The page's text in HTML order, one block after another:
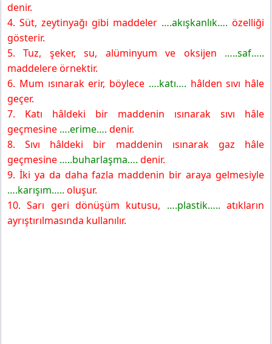
denir.
4. Süt, zeytinyağı gibi maddeler ….akışkanlık…. özelliği
gösterir.
5. Tuz, şeker, su, alüminyum ve oksijen …..saf…..
maddelere örnektir.
6. Mum ısınarak erir, böylece ….katı…. hâlden sıvı hâle
geçer.
7. Katı hâldeki bir maddenin ısınarak sıvı hâle
geçmesine ….erime…. denir.
8. Sıvı hâldeki bir maddenin ısınarak gaz hâle
geçmesine …..buharlaşma…. denir.
9. İki ya da daha fazla maddenin bir araya gelmesiyle
….karışım….. oluşur.
10. Sarı geri dönüşüm kutusu, ….plastik….. atıkların
ayrıştırılmasında kullanılır.